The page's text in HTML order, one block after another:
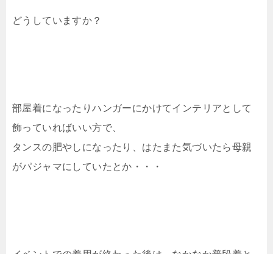
どうしていますか？
部屋着になったりハンガーにかけてインテリアとして
飾っていればいい方で、
タンスの肥やしになったり、はたまた気づいたら母親
がパジャマにしていたとか・・・